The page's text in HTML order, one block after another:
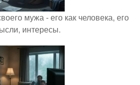
мужа - его как человека, его
интересы.